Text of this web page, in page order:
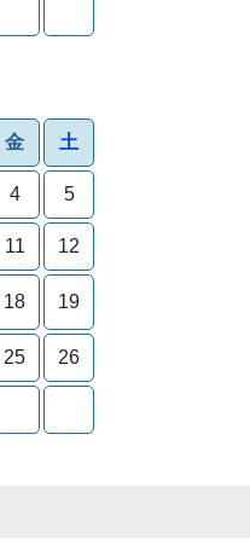
金 土
4 5
11 12
18 19
25 26